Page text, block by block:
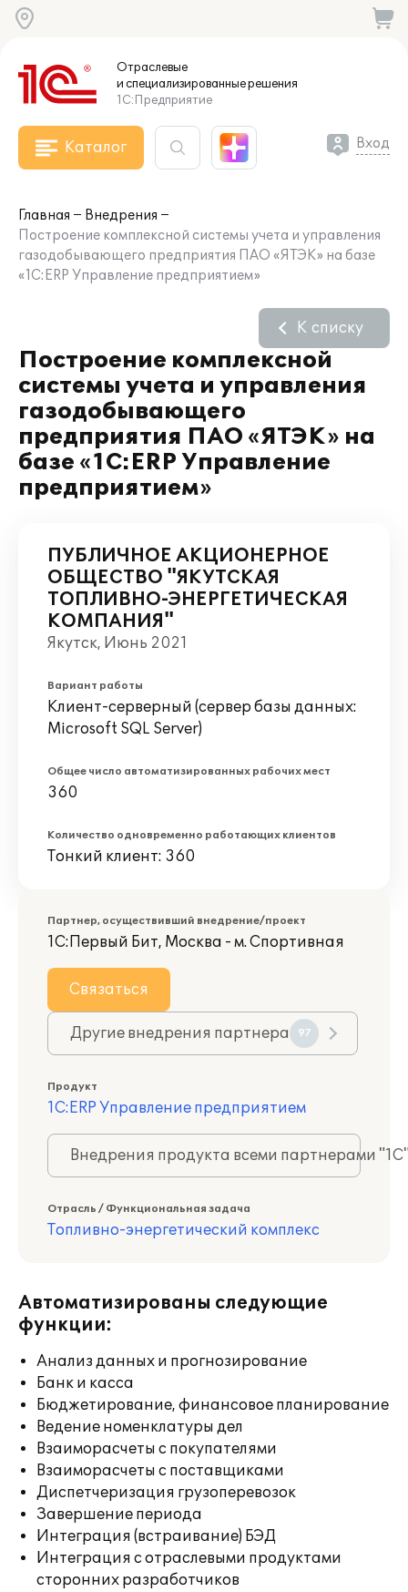
Отраслевые
и специализированныерешения
1С:Предприятие
Каталог Вход
Главная
Внедрения
Построение комплексной системы учета и управления
газодобывающего предприятия ПАО «ЯТЭК» на базе
«1С:ERP Управление предприятием»
Построение комплексной
системы учета и управления
газодобывающего
предприятия ПАО «ЯТЭК» на
базе «1С:ERP Управление
предприятием»
К списку
ПУБЛИЧНОЕ АКЦИОНЕРНОЕ
ОБЩЕСТВО "ЯКУТСКАЯ
ТОПЛИВНО-ЭНЕРГЕТИЧЕСКАЯ
КОМПАНИЯ"
Якутск, Июнь 2021
Вариант работы
Клиент-серверный (сервер базы данных:
Microsoft SQL Server)
Общее число автоматизированных рабочих мест
360
Количество одновременно работающих клиентов
Тонкий клиент: 360
Партнер, осуществивший внедрение/проект
1С:Первый Бит, Москва - м. Спортивная
Связаться
Другие внедрения партнера 97
Продукт
1С:ERP Управление предприятием
Внедрения продукта всеми партнерами
Отрасль / Функциональная задача
Топливно-энергетический комплекс
Автоматизированы следующие
функции:
Анализ данных и прогнозирование
Банк и касса
Бюджетирование, финансовое планирование
Ведение номенклатуры дел
Взаиморасчеты с покупателями
Взаиморасчеты с поставщиками
Диспетчеризация грузоперевозок
Завершение периода
Интеграция (встраивание) БЭД
Интеграция с отраслевыми продуктами
сторонних разработчиков